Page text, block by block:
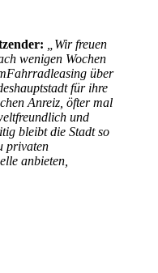
„Wir freuen
wenigen Wochen
über
für ihre
Anreiz, öfter mal
und
bleibt die Stadt so
privaten
anbieten,